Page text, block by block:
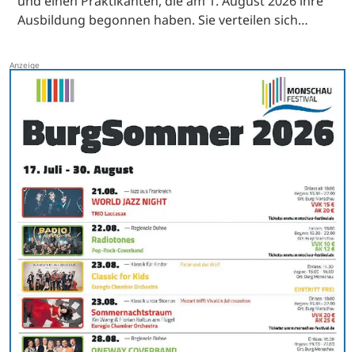
Ausbildung begonnen haben. Sie verteilen sich…